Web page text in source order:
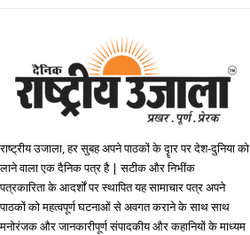
राष्ट्रीय उजाला, हर सुबह अपने पाठकों के दॄार पर देश-दुनिया को
लाने वाला एक दैनिक पत्र है | सटीक और निभींक
पत्रकारिता के आदर्शों पर स्थापित यह सामाचार पत्र अपने
पाठकों को महत्वपूर्ण घटनाओं से अवगत कराने के साथ साथ
मनोरंजक और जानकारीपूर्ण संपादकीय और कहानियों के माध्यम